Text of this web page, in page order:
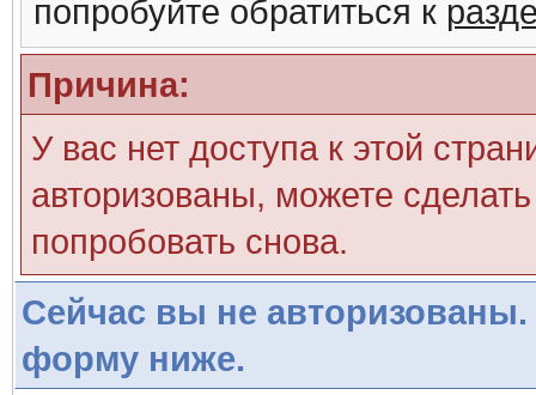
попробуйте обратиться к
Причина:
У вас нет доступа к этой
авторизованы, можете
попробовать снова.
Сейчас вы не авторизованы.
форму ниже.